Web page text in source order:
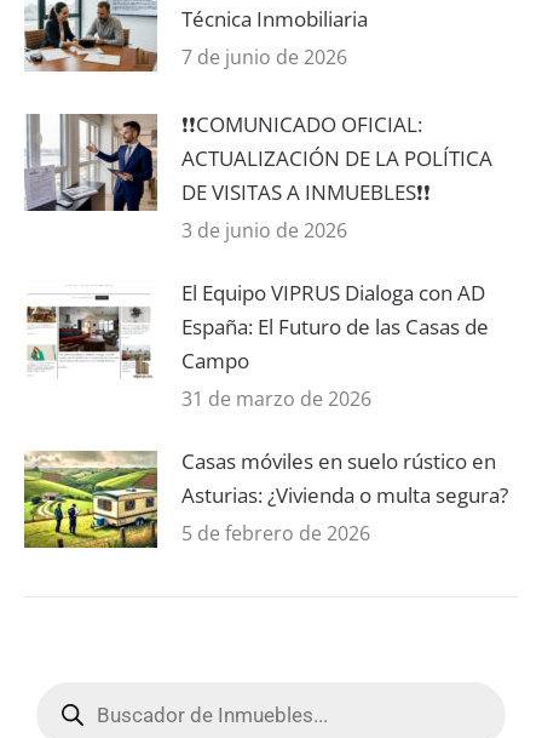
Técnica Inmobiliaria
7 de junio de 2026
❗️❗️COMUNICADO OFICIAL:
ACTUALIZACIÓN DE LA POLÍTICA
DE VISITAS A INMUEBLES❗️❗️
3 de junio de 2026
El Equipo VIPRUS Dialoga con AD
España: El Futuro de las Casas de
Campo
31 de marzo de 2026
Casas móviles en suelo rústico en
Asturias: ¿Vivienda o multa segura?
5 de febrero de 2026
productos